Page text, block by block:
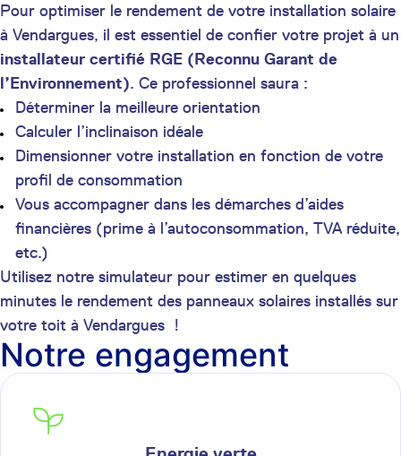
Pour optimiser le rendement de votre installation solaire
à Vendargues, il est essentiel de confier votre projet à un
installateur certifié RGE (Reconnu Garant de
l’Environnement). Ce professionnel saura :
Déterminer la meilleure orientation
Calculer l’inclinaison idéale
Dimensionner votre installation en fonction de votre
profil de consommation
Vous accompagner dans les démarches d’aides
financières (prime à l’autoconsommation, TVA réduite,
etc.)
Utilisez notre simulateur pour estimer en quelques
minutes le rendement des panneaux solaires installés sur
votre toit à Vendargues !
Notre engagement